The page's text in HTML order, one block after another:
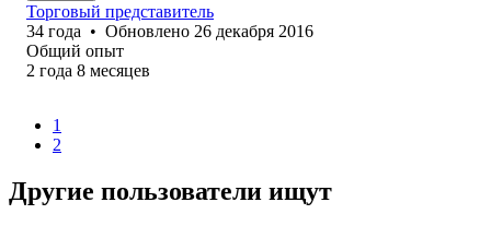
Торговый представитель
34 года • Обновлено 26 декабря 2016
Общий опыт
2 года 8 месяцев
1
2
Другие пользователи ищут